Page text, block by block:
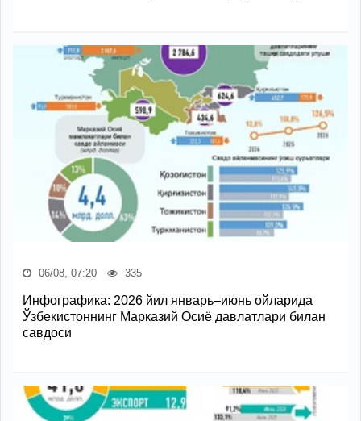
06/08, 07:20 335
Инфографика: 2026 йил январь–июнь ойларида
Ўзбекистоннинг Марказий Осиё давлатлари билан
савдоси